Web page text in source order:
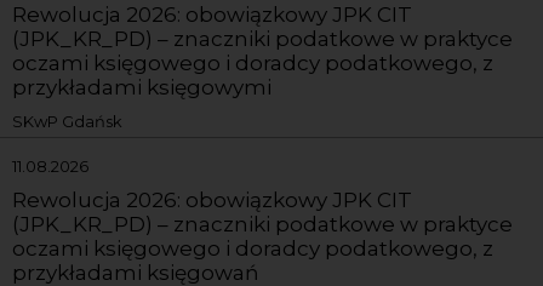
Rewolucja 2026: obowiązkowy JPK CIT
(JPK_KR_PD) – znaczniki podatkowe w praktyce
oczami księgowego i doradcy podatkowego, z
przykładami księgowymi
SKwP Gdańsk
11.08.2026
Rewolucja 2026: obowiązkowy JPK CIT
(JPK_KR_PD) – znaczniki podatkowe w praktyce
oczami księgowego i doradcy podatkowego, z
przykładami księgowań